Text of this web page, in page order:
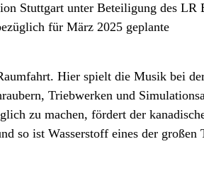
Stuttgart unter Beteiligung des LR
für März 2025 geplante
Hier spielt die Musik bei
Triebwerken und
zu machen, fördert der
so ist Wasserstoff eines der großen